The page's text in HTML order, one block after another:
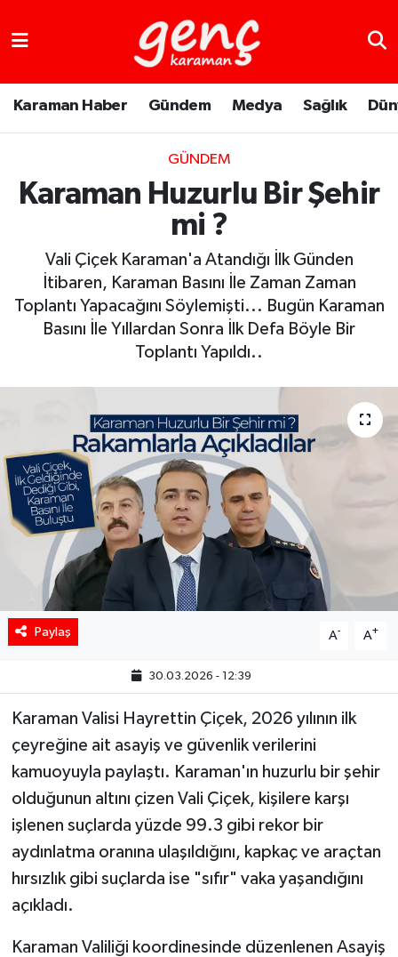
Karaman Haber Gündem Medya Sağlık
GÜNDEM
Karaman Huzurlu Bir Şehir
mi ?
Vali Çiçek Karaman'a Atandığı İlk Günden
İtibaren, Karaman Basını İle Zaman Zaman
Toplantı Yapacağını Söylemişti... Bugün Karaman
Basını İle Yıllardan Sonra İlk Defa Böyle Bir
Toplantı Yapıldı..
Paylaş A- A+
30.03.2026 - 12:39
Karaman Valisi Hayrettin Çiçek, 2026 yılının ilk
çeyreğine ait asayiş ve güvenlik verilerini
kamuoyuyla paylaştı. Karaman'ın huzurlu bir şehir
olduğunun altını çizen Vali Çiçek, kişilere karşı
işlenen suçlarda yüzde 99.3 gibi rekor bir
aydınlatma oranına ulaşıldığını, kapkaç ve araçtan
hırsızlık gibi suçlarda ise "sıfır" vaka yaşandığını
açıkladı.
Karaman Valiliği koordinesinde düzenlenen Asayiş